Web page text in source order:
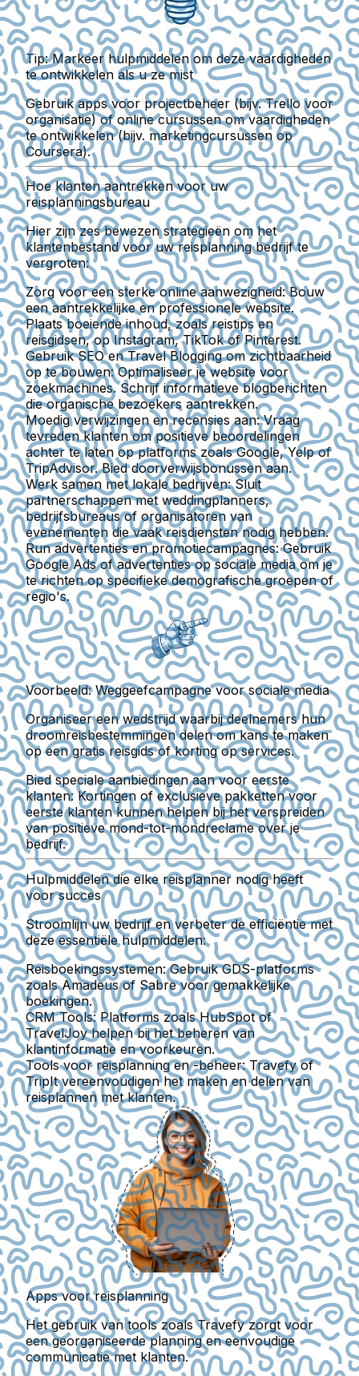
Tip: Markeer hulpmiddelen om deze vaardigheden
te ontwikkelen als u ze mist
Gebruik apps voor projectbeheer (bijv. Trello voor
organisatie) of online cursussen om vaardigheden
te ontwikkelen (bijv. marketingcursussen op
Coursera).
Hoe klanten aantrekken voor uw
reisplanningsbureau
Hier zijn zes bewezen strategieën om het
klantenbestand voor uw reisplanning bedrijf te
vergroten:
Zorg voor een sterke online aanwezigheid:Bouw
een aantrekkelijke en professionele website.
Plaats boeiende inhoud, zoals reistips en
reisgidsen, op Instagram, TikTok of Pinterest.
Gebruik SEO en Travel Blogging om zichtbaarheid
op te bouwen:Optimaliseer je website voor
zoekmachines. Schrijf informatieve blogberichten
die organische bezoekers aantrekken.
Moedig verwijzingen en recensies aan:Vraag
tevreden klanten om positieve beoordelingen
achter te laten op platforms zoals Google, Yelp of
TripAdvisor. Bied doorverwijsbonussen aan.
Werk samen met lokale bedrijven:Sluit
partnerschappen met weddingplanners,
bedrijfsbureaus of organisatoren van
evenementen die vaak reisdiensten nodig hebben.
Run advertenties en promotiecampagnes:Gebruik
Google Ads of advertenties op sociale media om je
te richten op specifieke demografische groepen of
regio's.
Voorbeeld: Weggeefcampagne voor sociale media
Organiseer een wedstrijd waarbij deelnemers hun
droomreisbestemmingen delen om kans te maken
op een gratis reisgids of korting op services.
Bied speciale aanbiedingen aan voor eerste
klanten: Kortingen of exclusieve pakketten voor
eerste klanten kunnen helpen bij het verspreiden
van positieve mond-tot-mondreclame over je
bedrijf.
Hulpmiddelen die elke reisplanner nodig heeft
voor succes
Stroomlijn uw bedrijf en verbeter de efficiëntie met
deze essentiële hulpmiddelen:
Reisboekingssystemen:Gebruik GDS-platforms
zoals Amadeus of Sabre voor gemakkelijke
boekingen.
CRM Tools:Platforms zoals HubSpot of
TravelJoy helpen bij het beheren van
klantinformatie en voorkeuren.
Tools voor reisplanning en -beheer:Travefy of
TripIt vereenvoudigen het maken en delen van
reisplannen met klanten.
Apps voor reisplanning
Het gebruik van tools zoals Travefy zorgt voor
een georganiseerde planning en eenvoudige
communicatie met klanten.